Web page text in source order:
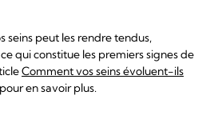
seins peut les rendre tendus,
qui constitue les premiers signes de
Comment vos seins évoluent-ils
pour en savoir plus.